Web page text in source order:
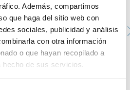
Además, compartimos
que haga del sitio web con
sociales, publicidad y análisis
con otra información
o que hayan recopilado a
hecho de sus servicios.
unión roscada para oliva 8/9 y